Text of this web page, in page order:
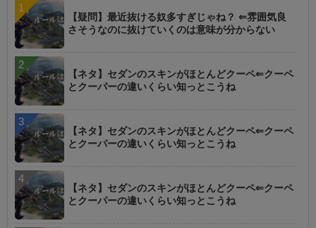
【疑問】最近抜ける奴多すぎじゃね？ ⇐雰囲気良
さそうなのに抜けていくのは意味が分からない
【ネタ】セダンのスキンがほとんどクーペ⇐クーペ
とクーパーの違いくらい知っとこうね
【ネタ】セダンのスキンがほとんどクーペ⇐クーペ
とクーパーの違いくらい知っとこうね
【ネタ】セダンのスキンがほとんどクーペ⇐クーペ
とクーパーの違いくらい知っとこうね